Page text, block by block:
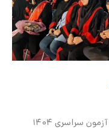
سراسری 1404